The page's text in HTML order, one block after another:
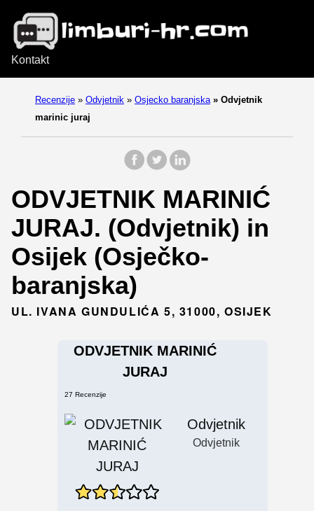
Kontakt
Recenzije » Odvjetnik » Osjecko baranjska » Odvjetnik
marinic juraj
ODVJETNIK MARINIĆ
JURAJ. (Odvjetnik) in
Osijek (Osječko-
baranjska)
UL. IVANA GUNDULIĆA 5, 31000, OSIJEK
ODVJETNIK MARINIĆ
JURAJ
27 Recenzije
Odvjetnik
Odvjetnik